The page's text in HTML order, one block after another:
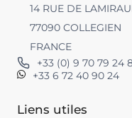
14 RUE DE
77090 COLLEGIEN
FRANCE
+33 (0) 9 70 79 24
+33 6 72 40 90 24
Liens utiles